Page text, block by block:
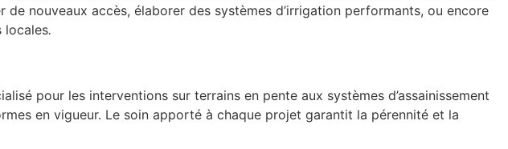
de nouveaux accès, élaborer des systèmes d’irrigation performants, ou encore
locales.
pour les interventions sur terrains en pente aux systèmes d’assainissement
en vigueur. Le soin apporté à chaque projet garantit la pérennité et la